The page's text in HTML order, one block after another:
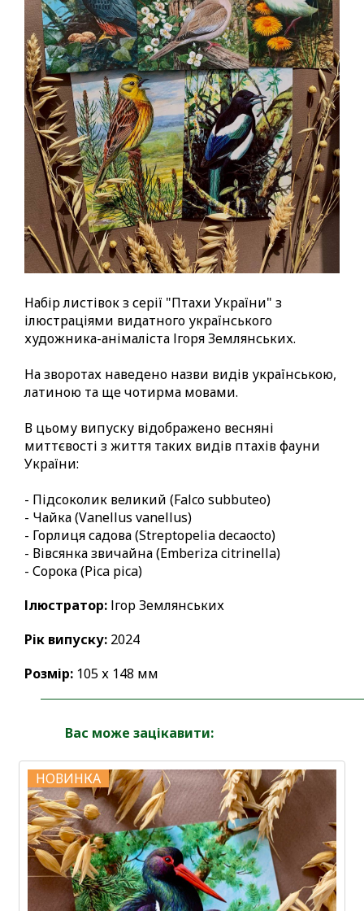
Набір листівок з серії "Птахи України" з
ілюстраціями видатного українського
художника-анімаліста Ігоря Землянських.
На зворотах наведено назви видів українською,
латиною та ще чотирма мовами.
В цьому випуску відображено весняні
миттєвості з життя таких видів птахів фауни
України:
- Пiдсоколик великий (Falco subbuteo)
- Чайка (Vanellus vanellus)
- Горлиця садова (Streptopelia decaocto)
- Вiвсянка звичайна (Emberiza citrinella)
- Сорока (Pica pica)
Ілюстратор: Ігор Землянських
Рік випуску: 2024
Розмір: 105 х 148 мм
Вас може зацікавити:
НОВИНКА